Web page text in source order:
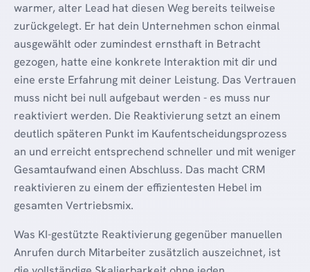
warmer, alter Lead hat diesen Weg bereits teilweise
zurückgelegt. Er hat dein Unternehmen schon einmal
ausgewählt oder zumindest ernsthaft in Betracht
gezogen, hatte eine konkrete Interaktion mit dir und
eine erste Erfahrung mit deiner Leistung. Das Vertrauen
muss nicht bei null aufgebaut werden - es muss nur
reaktiviert werden. Die Reaktivierung setzt an einem
deutlich späteren Punkt im Kaufentscheidungsprozess
an und erreicht entsprechend schneller und mit weniger
Gesamtaufwand einen Abschluss. Das macht CRM
reaktivieren zu einem der effizientesten Hebel im
gesamten Vertriebsmix.
Was KI-gestützte Reaktivierung gegenüber manuellen
Anrufen durch Mitarbeiter zusätzlich auszeichnet, ist